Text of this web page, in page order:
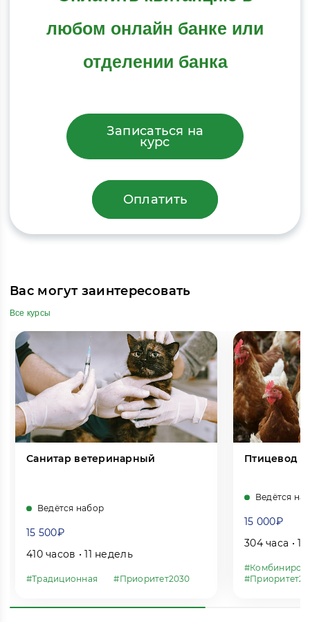
любом онлайн банке или
отделении банка
Записаться на
курс
Оплатить
Вас могут заинтересовать
Все курсы
Санитар ветеринарный
Ведётся набор
15 500₽
410 часов • 11 недель
#Традиционная #Приоритет2030
Птицевод
Ведётся
15 000₽
304 часа •